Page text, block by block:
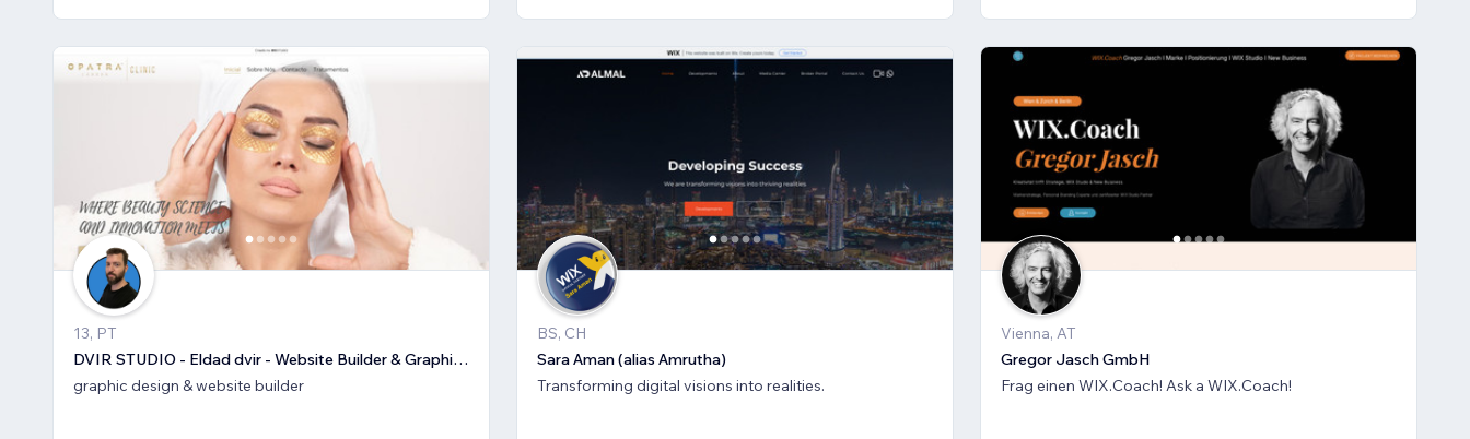
13, PT
DVIR STUDIO - Eldad dvir - Website Builder & Graphic Design
graphic design & website builder
BS, CH
Sara Aman (alias Amrutha)
Transforming digital visions into realities.
Vienna, AT
Gregor Jasch GmbH
Frag einen WIX.Coach! Ask a WIX.Coach!